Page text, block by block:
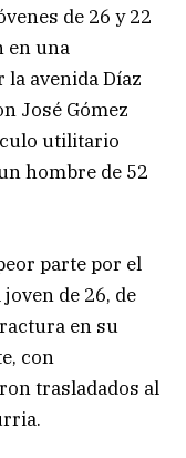
de 26 y 22
en una
la avenida Díaz
José Gómez
utilitario
hombre de 52
parte por el
de 26, de
en su
con
trasladados al